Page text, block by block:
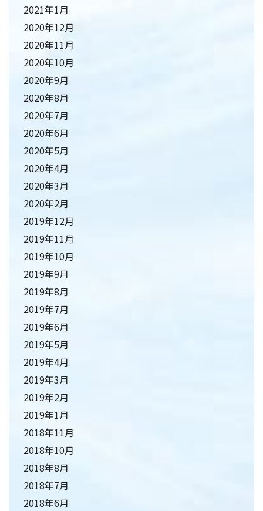
2021年1月
2020年12月
2020年11月
2020年10月
2020年9月
2020年8月
2020年7月
2020年6月
2020年5月
2020年4月
2020年3月
2020年2月
2019年12月
2019年11月
2019年10月
2019年9月
2019年8月
2019年7月
2019年6月
2019年5月
2019年4月
2019年3月
2019年2月
2019年1月
2018年11月
2018年10月
2018年8月
2018年7月
2018年6月